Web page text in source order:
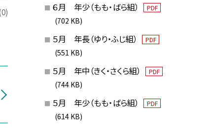
６月 年少（もも・ばら組） PDF
(702 KB)
５月 年長（ゆり・ふじ組） PDF
(551 KB)
５月 年中（きく・さくら組） PDF
(744 KB)
５月 年少（もも・ばら組） PDF
(614 KB)